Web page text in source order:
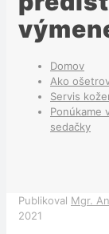
Domov
Ako
Servis
Ponúkame
sedačky
Publikoval Mgr.
2021